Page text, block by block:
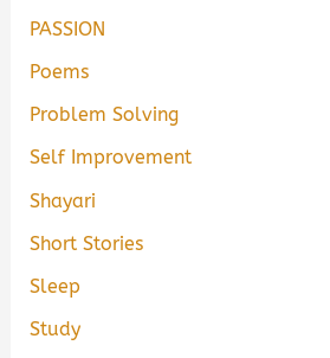
PASSION
Poems
Problem Solving
Self Improvement
Shayari
Short Stories
Sleep
Study